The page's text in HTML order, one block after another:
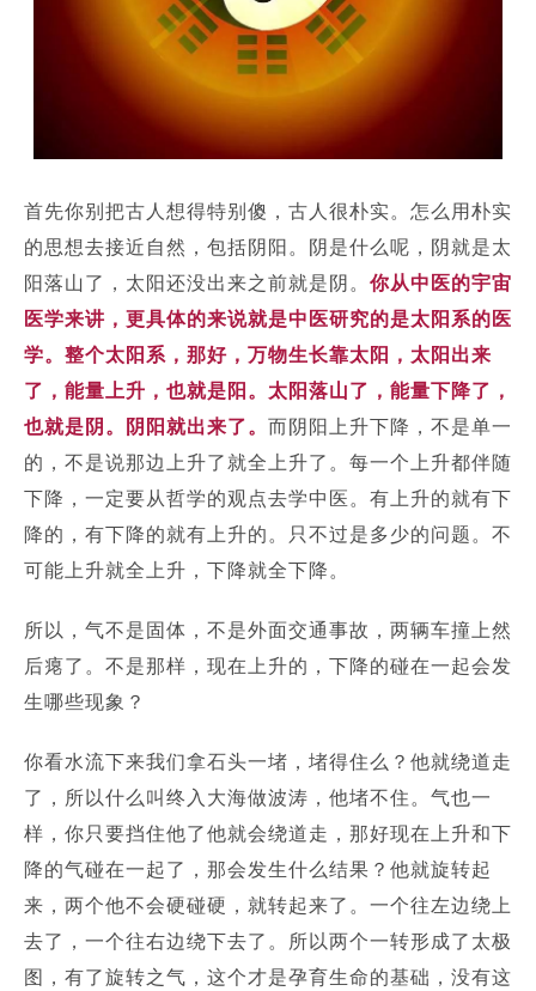
首先你别把古人想得特别傻，古人很朴实。怎么用朴实
的思想去接近自然，包括阴阳。阴是什么呢，阴就是太
阳落山了，太阳还没出来之前就是阴。 你从中医的宇宙
医学来讲，更具体的来说就是中医研究的是太阳系的医
学。整个太阳系，那好，万物生长靠太阳，太阳出来
了，能量上升，也就是阳。太阳落山了，能量下降了，
也就是阴。阴阳就出来了。 而阴阳上升下降，不是单一
的，不是说那边上升了就全上升了。每一个上升都伴随
下降，一定要从哲学的观点去学中医。有上升的就有下
降的，有下降的就有上升的。只不过是多少的问题。不
可能上升就全上升，下降就全下降。
所以，气不是固体，不是外面交通事故，两辆车撞上然
后瘪了。 不是那样，现在上升的，下降的碰在一起会发
生哪些现象？
你看水流下来我们拿石头一堵，堵得住么？ 他就绕道走
了，所以什么叫终入大海做波涛，他堵不住。 气也一
样，你只要挡住他了他就会绕道走，那好现在上升和下
降的气碰在一起了，那会发生什么结果？ 他就旋转起
来，两个他不会硬碰硬，就转起来了。 一个往左边绕上
去了，一个往右边绕下去了。 所以两个一转形成了太极
图，有了旋转之气，这个才是孕育生命的基础，没有这